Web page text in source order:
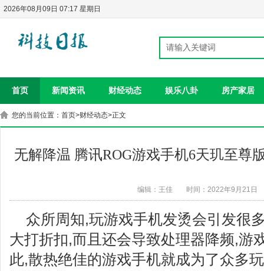
2026年08月09日 07:17 星期日
首页 新闻资讯 财经动态 娱乐八卦 房产家居
您的当前位置： 首页>财经动态>正文
无解降温 腾讯ROG游戏手机6天玑至尊
编辑：王佳 时间：2022年9月21日
众所周知,玩游戏手机发烫会引发很
大打折扣,而且还会导致处理器降频,游
此,散热绝佳的游戏手机就成为了众多